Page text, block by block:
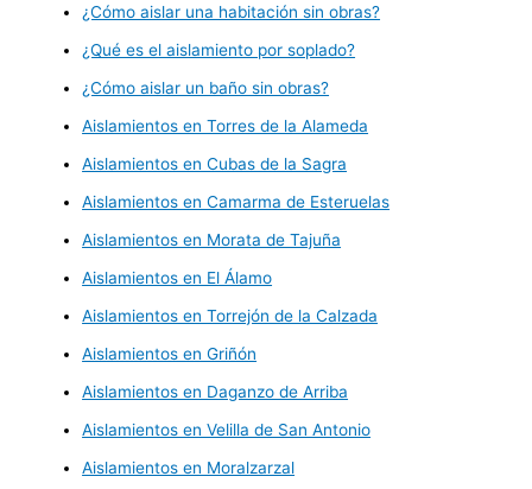
¿Cómo aislar una habitación sin obras?
¿Qué es el aislamiento por soplado?
¿Cómo aislar un baño sin obras?
Aislamientos en Torres de la Alameda
Aislamientos en Cubas de la Sagra
Aislamientos en Camarma de Esteruelas
Aislamientos en Morata de Tajuña
Aislamientos en El Álamo
Aislamientos en Torrejón de la Calzada
Aislamientos en Griñón
Aislamientos en Daganzo de Arriba
Aislamientos en Velilla de San Antonio
Aislamientos en Moralzarzal